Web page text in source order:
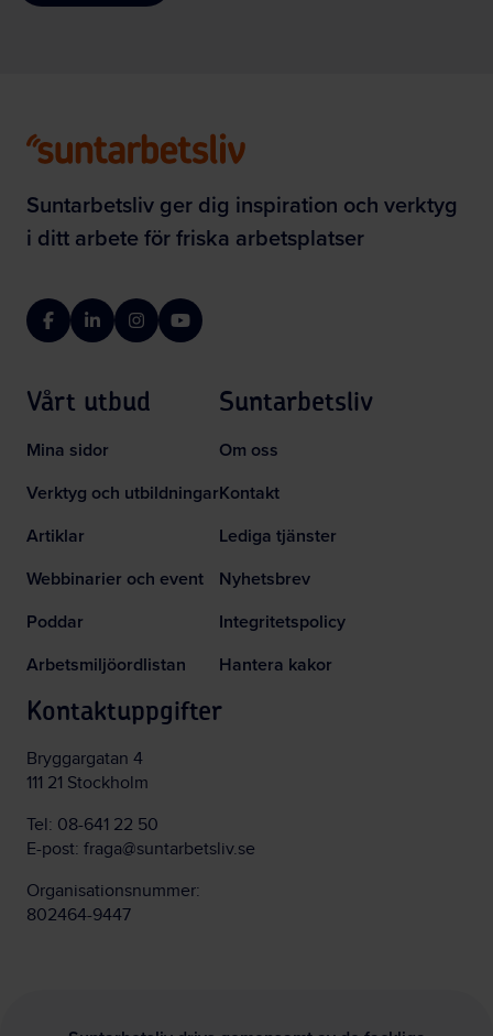
Suntarbetsliv ger dig inspiration och verktyg
i ditt arbete för friska arbetsplatser
FacebookLinkedInInstagramYouTube
Vårt utbud
Mina sidor
Verktyg och utbildningar
Artiklar
Webbinarier och event
Poddar
Arbetsmiljöordlistan
Suntarbetsliv
Om oss
Kontakt
Lediga tjänster
Nyhetsbrev
Integritetspolicy
Hantera kakor
Kontaktuppgifter
Bryggargatan 4
111 21 Stockholm
Tel: 08-641 22 50
E-post: fraga@suntarbetsliv.se
Organisationsnummer:
802464-9447